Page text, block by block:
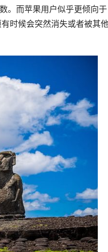
。而苹果用户似乎更倾向于
时候会突然消失或者被其